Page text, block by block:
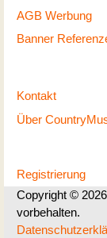
AGB Werbung
Banner
Kontakt
Über
Registrierung
Copyright ©
vorbehalten.